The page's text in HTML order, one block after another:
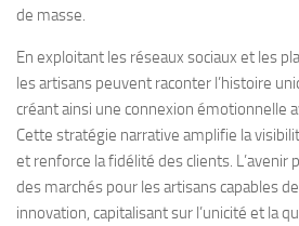
de masse.
En exploitant les réseaux sociaux et les
les artisans peuvent raconter l’histoire
créant ainsi une connexion émotionnelle
Cette stratégie narrative amplifie la
et renforce la fidélité des clients.
des marchés pour les artisans capables
innovation, capitalisant sur l’unicité et la